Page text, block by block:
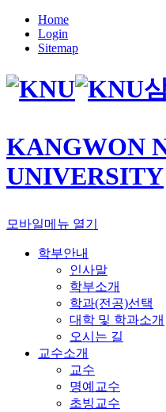
Home
Login
Sitemap
KANGWON
UNIVERSITY
모바일메뉴 열기
학부안내
인사말
학부소개
학과(전공)선택
대학 및 학과소개
오시는 길
교수소개
교수
명예교수
초빙교수